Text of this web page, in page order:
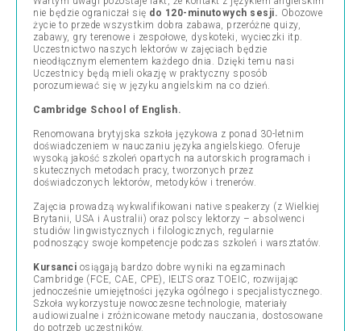
nie będzie ograniczał się do 120-minutowych sesji. Obozowe
życie to przede wszystkim dobra zabawa, przeróżne quizy,
zabawy, gry terenowe i zespołowe, dyskoteki, wycieczki itp.
Uczestnictwo naszych lektorów w zajęciach będzie
nieodłącznym elementem każdego dnia. Dzięki temu nasi
Uczestnicy będą mieli okazję w praktyczny sposób
porozumiewać się w języku angielskim na co dzień.
Cambridge School of English.
Renomowana brytyjska szkoła językowa z ponad 30-letnim
doświadczeniem w nauczaniu języka angielskiego. Oferuje
wysoką jakość szkoleń opartych na autorskich programach i
skutecznych metodach pracy, tworzonych przez
doświadczonych lektorów, metodyków i trenerów.
Zajęcia prowadzą wykwalifikowani native speakerzy (z Wielkiej
Brytanii, USA i Australii) oraz polscy lektorzy – absolwenci
studiów lingwistycznych i filologicznych, regularnie
podnoszący swoje kompetencje podczas szkoleń i warsztatów.
Kursanci osiągają bardzo dobre wyniki na egzaminach
Cambridge (FCE, CAE, CPE), IELTS oraz TOEIC, rozwijając
jednocześnie umiejętności języka ogólnego i specjalistycznego.
Szkoła wykorzystuje nowoczesne technologie, materiały
audiowizualne i zróżnicowane metody nauczania, dostosowane
do potrzeb uczestników.